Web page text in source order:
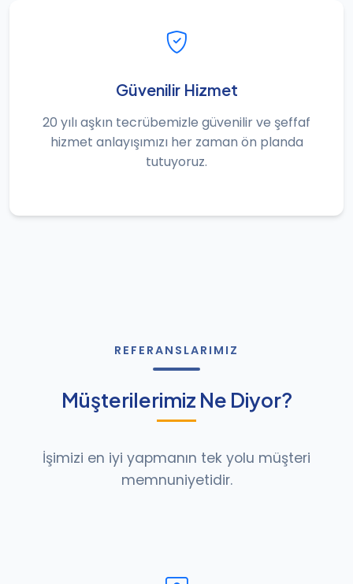
Güvenilir Hizmet
20 yılı aşkın tecrübemizle güvenilir ve şeffaf
hizmet anlayışımızı her zaman ön planda
tutuyoruz.
REFERANSLARIMIZ
Müşterilerimiz Ne Diyor?
İşimizi en iyi yapmanın tek yolu müşteri
memnuniyetidir.